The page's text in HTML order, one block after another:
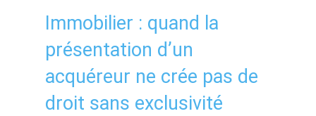
Immobilier : quand la
présentation d’un
acquéreur ne crée pas de
droit sans exclusivité